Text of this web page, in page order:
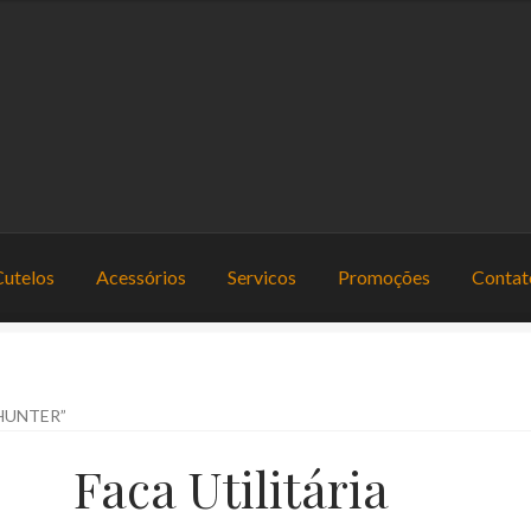
Acessórios Servicos Promoções
Faca Utilitária